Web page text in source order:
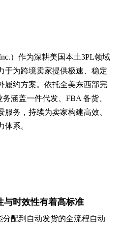
）作为深耕美国本土3PL领域
于为跨境卖家提供极速、稳定
履约方案。依托全美东西部完
涵盖一件代发、FBA 备货、
务，持续为卖家构建高效、
系。
与时效性有着高标准
配到自动发货的全流程自动